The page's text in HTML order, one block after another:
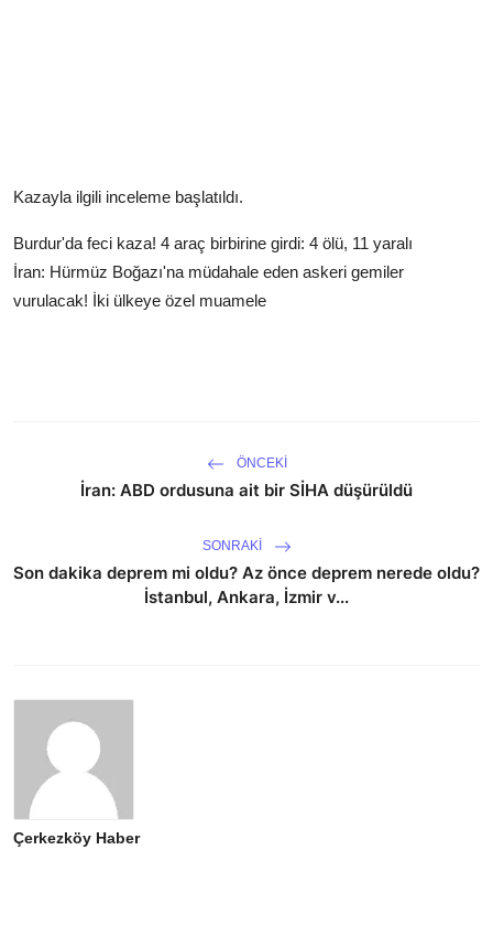
Kazayla ilgili inceleme başlatıldı.
Burdur'da feci kaza! 4 araç birbirine girdi: 4 ölü, 11 yaralı
İran: Hürmüz Boğazı'na müdahale eden askeri gemiler
vurulacak! İki ülkeye özel muamele
ÖNCEKI
İran: ABD ordusuna ait bir SİHA düşürüldü
SONRAKI
Son dakika deprem mi oldu? Az önce deprem nerede oldu?
İstanbul, Ankara, İzmir v...
Çerkezköy Haber